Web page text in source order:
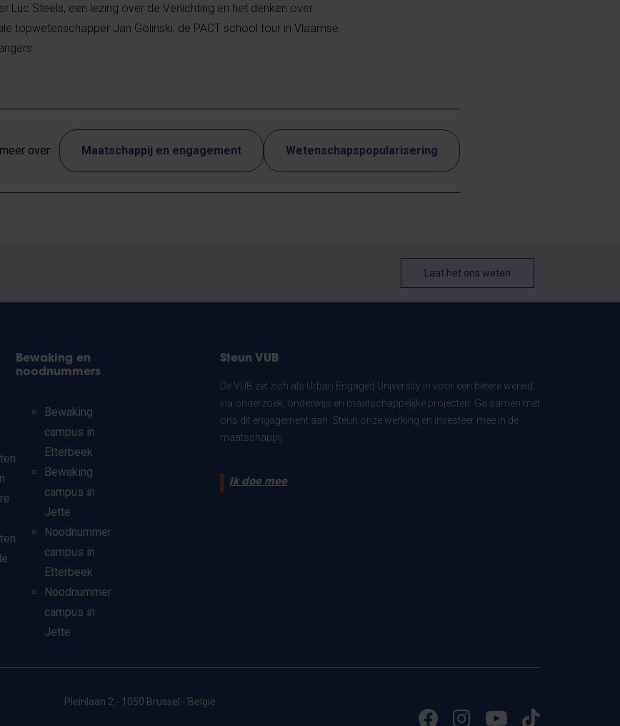
Luc Steels, een lezing over de Verlichting en het denken over
topwetenschapper Jan Golinski, de PACT school tour in Vlaamse
over: Maatschappij en engagement Wetenschapspopularisering
Laat het ons weten
Bewaking en
noodnummers
Bewaking
campus in
Etterbeek
Bewaking
campus in
Jette
Noodnummer
campus in
Etterbeek
Noodnummer
campus in
Jette
Steun VUB
De VUB zet zich als Urban Engaged University in voor een betere wereld
via onderzoek, onderwijs en maatschappelijke projecten. Ga samen met
ons dit engagement aan. Steun onze werking en investeer mee in de
maatschappij.
Ik doe mee
Pleinlaan 2 - 1050 Brussel - België